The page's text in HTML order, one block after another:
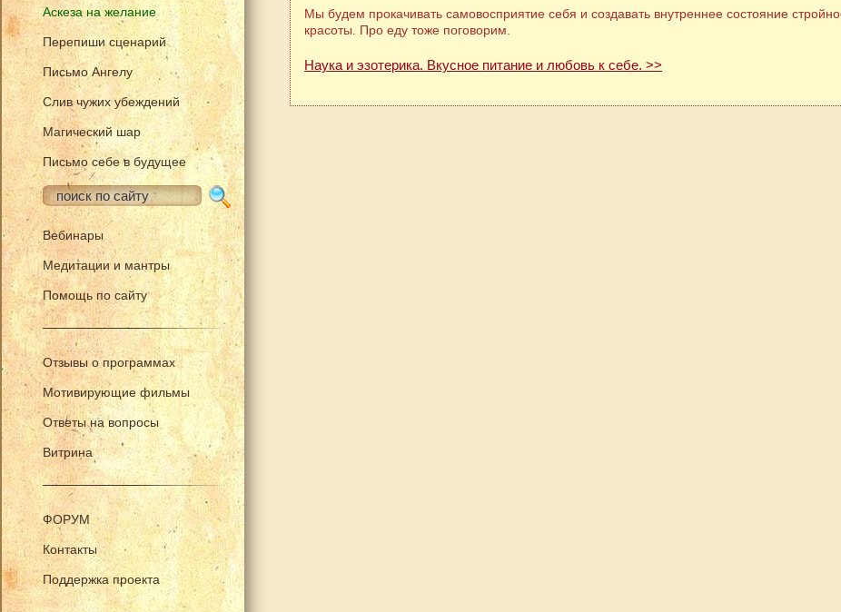
Аскеза на желание
Перепиши сценарий
Письмо Ангелу
Слив чужих убеждений
Магический шар
Письмо себе в будущее
Вебинары
Медитации и мантры
Помощь по сайту
Отзывы о программах
Мотивирующие фильмы
Ответы на вопросы
Витрина
ФОРУМ
Контакты
Поддержка проекта
Мы будем прокачивать самовосприятие себя и создавать внутреннее состояние
красоты. Про еду тоже поговорим.
Наука и эзотерика. Вкусное питание и любовь к себе. >>